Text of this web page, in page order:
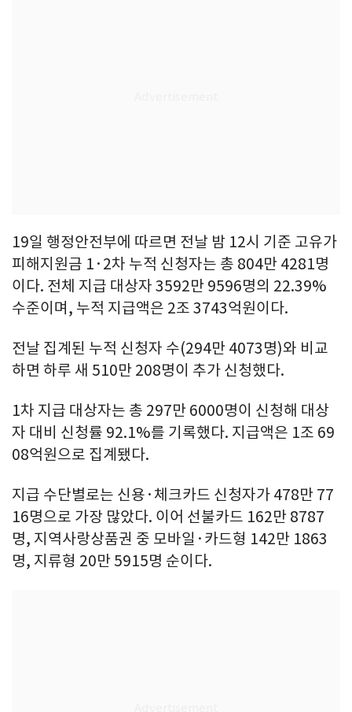
19일 행정안전부에 따르면 전날 밤 12시 기준 고유가
피해지원금 1·2차 누적 신청자는 총 804만 4281명
이다. 전체 지급 대상자 3592만 9596명의 22.39%
수준이며, 누적 지급액은 2조 3743억원이다.
전날 집계된 누적 신청자 수(294만 4073명)와 비교
하면 하루 새 510만 208명이 추가 신청했다.
1차 지급 대상자는 총 297만 6000명이 신청해 대상
자 대비 신청률 92.1%를 기록했다. 지급액은 1조 69
08억원으로 집계됐다.
지급 수단별로는 신용·체크카드 신청자가 478만 77
16명으로 가장 많았다. 이어 선불카드 162만 8787
명, 지역사랑상품권 중 모바일·카드형 142만 1863
명, 지류형 20만 5915명 순이다.